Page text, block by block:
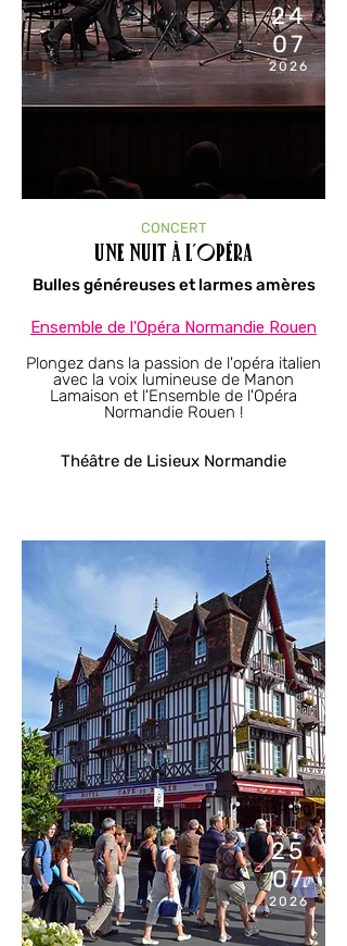
24
07
2026
CONCERT
Une Nuit à l’Opéra
Bulles généreuses et larmes amères
Ensemble de l'Opéra Normandie Rouen​
Plongez dans la passion de l'opéra italien
avec la voix lumineuse de Manon
Lamaison et l'Ensemble de l'Opéra
Normandie Rouen !
Théâtre de Lisieux Normandie
11H00
25
07
2026